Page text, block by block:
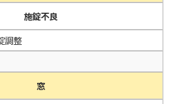
施錠不良
調整
窓